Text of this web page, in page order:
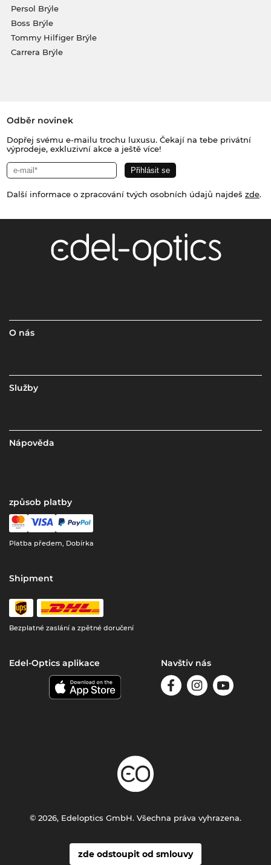
Persol Brýle
Boss Brýle
Tommy Hilfiger Brýle
Carrera Brýle
Odběr novinek
Dopřej svému e-mailu trochu luxusu. Čekají na tebe privátní
výprodeje, exkluzivní akce a ještě více!
Další informace o zpracování tvých osobních údajů najdeš zde.
O nás
Služby
Nápověda
způsob platby
Platba předem, Dobírka
Shipment
Bezplatné zaslání a zpětné doručení
Edel-Optics aplikace Navštiv nás
zde odstoupit od smlouvy
© 2026, Edeloptics GmbH. Všechna práva vyhrazena.